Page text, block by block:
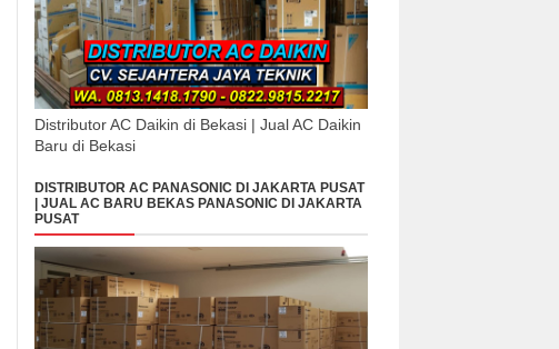
Distributor AC Daikin di Bekasi | Jual AC Daikin
Baru di Bekasi
DISTRIBUTOR AC PANASONIC DI JAKARTA PUSAT
| JUAL AC BARU BEKAS PANASONIC DI JAKARTA
PUSAT